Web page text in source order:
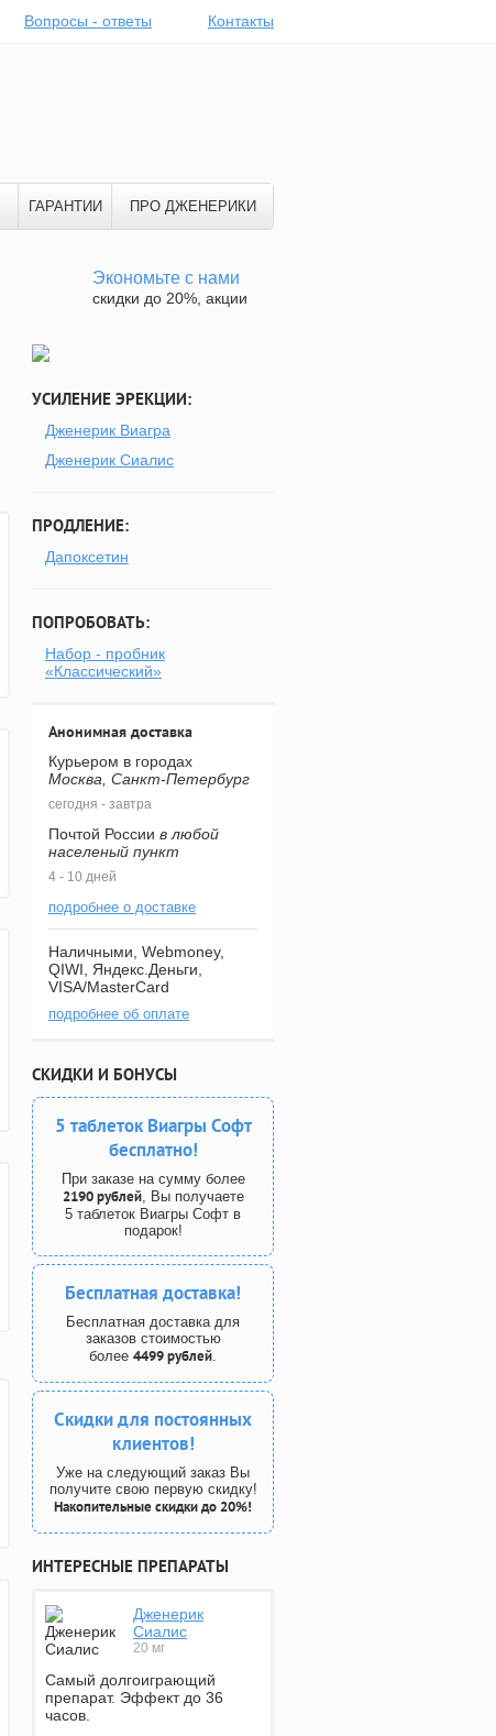
Вопросы - ответы Контакты
ГАРАНТИИ ПРО ДЖЕНЕРИКИ
Экономьте с нами
скидки до 20%, акции
УСИЛЕНИЕ ЭРЕКЦИИ:
Дженерик Виагра
Дженерик Сиалис
ПРОДЛЕНИЕ:
Дапоксетин
ПОПРОБОВАТЬ:
Набор - пробник
«Классический»
Анонимная доставка
Курьером в городах
Москва, Санкт-Петербург
сегодня - завтра
Почтой России в любой
населеный пункт
4 - 10 дней
подробнее о доставке
Наличными, Webmoney,
QIWI, Яндекс.Деньги,
VISA/MasterCard
подробнее об оплате
СКИДКИ И БОНУСЫ
5 таблеток Виагры Софт
бесплатно!
При заказе на сумму более
2190 рублей, Вы получаете
5 таблеток Виагры Софт в
подарок!
Бесплатная доставка!
Бесплатная доставка для
заказов стоимостью
более 4499 рублей.
Скидки для постоянных
клиентов!
Уже на следующий заказ Вы
получите свою первую скидку!
Накопительные скидки до 20%!
ИНТЕРЕСНЫЕ ПРЕПАРАТЫ
Дженерик
Сиалис
20 мг
Самый долгоиграющий
препарат. Эффект до 36
часов.